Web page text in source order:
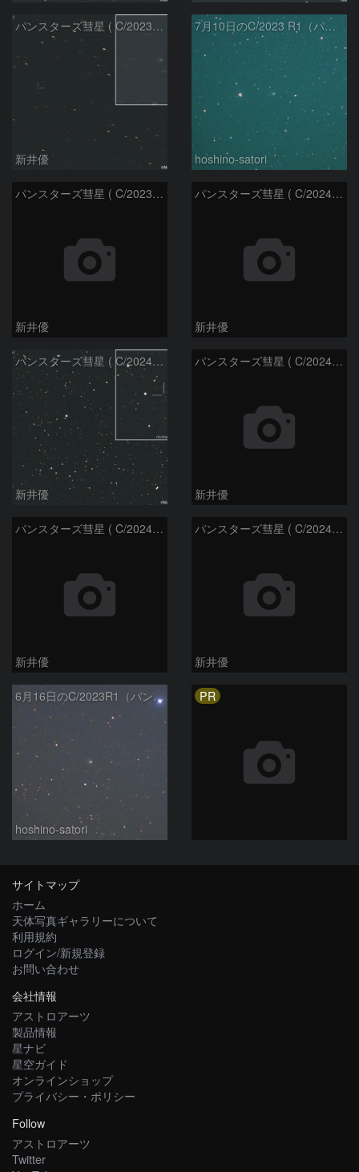
パンスターズ彗星 ( C/2023R1 ) ：2026/07/08
新井優
7月10日のC/2023 R1（パンスターズ彗星）
hoshino-satori
パンスターズ彗星 ( C/2023R1 ) ：2026/05/20
新井優
パンスターズ彗星 ( C/2024R4 )：2026/06/28
新井優
パンスターズ彗星 ( C/2024G4 )の予報位置：2026/06/23
新井優
パンスターズ彗星 ( C/2024R4 )：2026/06/23
新井優
パンスターズ彗星 ( C/2024G4 )：2026/05/30
新井優
パンスターズ彗星 ( C/2024R4 )：2026/05/30
新井優
6月16日のC/2023R1（パンスターズ彗星）
hoshino-satori
PR
サイトマップ
ホーム
天体写真ギャラリーについて
利用規約
ログイン/新規登録
お問い合わせ
会社情報
アストロアーツ
製品情報
星ナビ
星空ガイド
オンラインショップ
プライバシー・ポリシー
Follow
アストロアーツ
Twitter